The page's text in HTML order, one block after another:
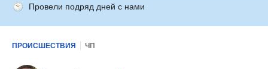
Провели подряд дней с нами
ПРОИСШЕСТВИЯ ЧП